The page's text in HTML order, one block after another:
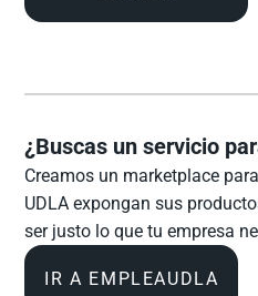
¿Buscas un servicio
Creamos un marketplace
UDLA expongan sus
ser justo lo que tu empresa
IR A EMPLEAUDLA